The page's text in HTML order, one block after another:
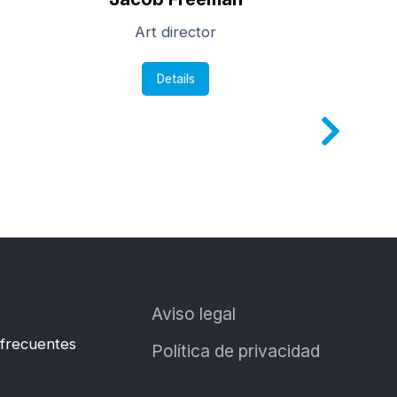
Art director
Details
Aviso legal
Política de privacidad